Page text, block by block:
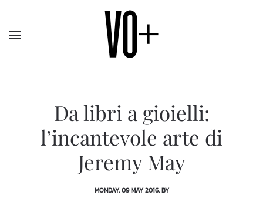
Da libri a gioielli:
l’incantevole arte di
Jeremy May
MONDAY, 09 MAY 2016, BY